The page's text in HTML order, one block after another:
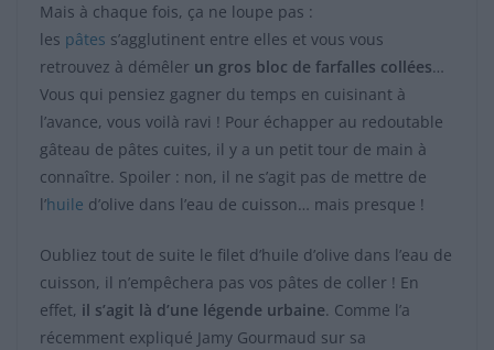
Mais à chaque fois, ça ne loupe pas :
les pâtes s’agglutinent entre elles et vous vous
retrouvez à démêler un gros bloc de farfalles collées…
Vous qui pensiez gagner du temps en cuisinant à
l’avance, vous voilà ravi ! Pour échapper au redoutable
gâteau de pâtes cuites, il y a un petit tour de main à
connaître. Spoiler : non, il ne s’agit pas de mettre de
l’huile d’olive dans l’eau de cuisson… mais presque !
Oubliez tout de suite le filet d’huile d’olive dans l’eau de
cuisson, il n’empêchera pas vos pâtes de coller ! En
effet, il s’agit là d’une légende urbaine. Comme l’a
récemment expliqué Jamy Gourmaud sur sa